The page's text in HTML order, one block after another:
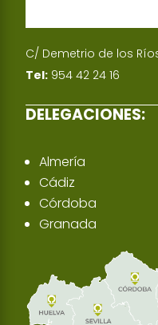
C/ Demetrio de los
Tel: 954 42 24 16
DELEGACIONES:
Almería
Cádiz
Córdoba
Granada